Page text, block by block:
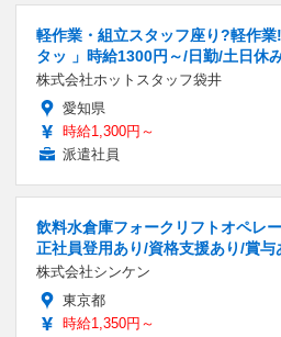
軽作業・組立スタッフ座り?軽作
タッ 」時給1300円～/日勤/土日休
株式会社ホットスタッフ袋井
愛知県
時給1,300円～
派遣社員
飲料水倉庫フォークリフトオペレ
正社員登用あり/資格支援あり/賞与
株式会社シンケン
東京都
時給1,350円～